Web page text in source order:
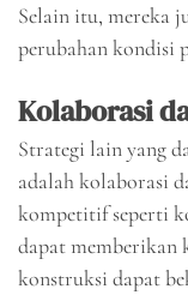
Selain itu, mereka
perubahan kondisi
Kolaborasi
Strategi lain yang
adalah kolaborasi
kompetitif seperti
dapat memberikan
konstruksi dapat